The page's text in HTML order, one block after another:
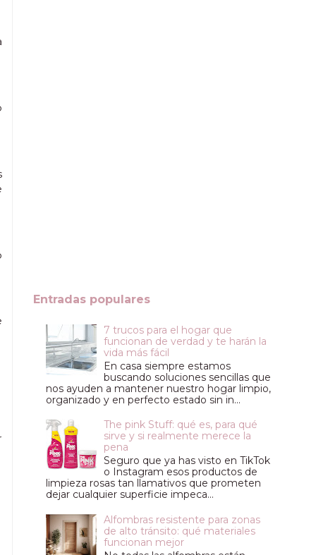
Entradas populares
7 trucos para el hogar que
funcionan de verdad y te harán la
vida más fácil
En casa siempre estamos
buscando soluciones sencillas que
nos ayuden a mantener nuestro hogar limpio,
organizado y en perfecto estado sin in...
The pink Stuff: qué es, para qué
sirve y si realmente merece la
pena
Seguro que ya has visto en TikTok
o Instagram esos productos de
limpieza rosas tan llamativos que prometen
dejar cualquier superficie impeca...
Alfombras resistente para zonas
de alto tránsito: qué materiales
funcionan mejor